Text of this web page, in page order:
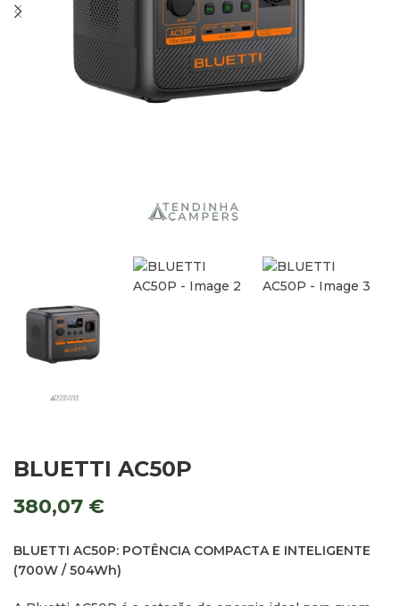
BLUETTI AC50P
380,07 €
BLUETTI AC50P: POTÊNCIA COMPACTA E INTELIGENTE
(700W / 504Wh)